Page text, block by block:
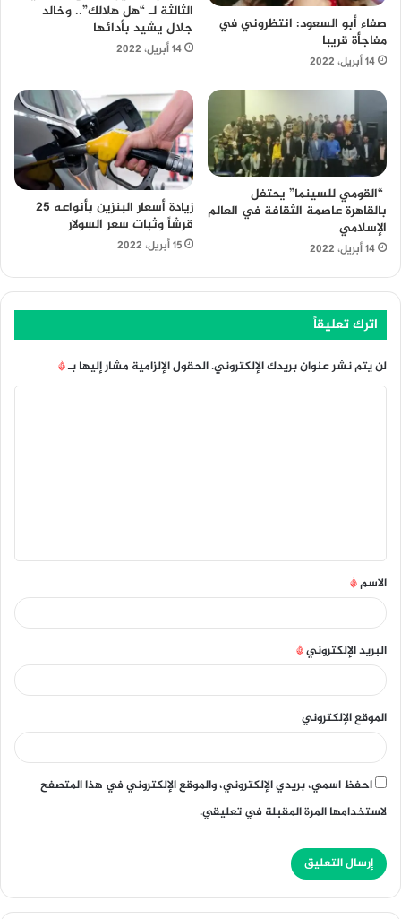
صفاء أبو السعود: انتظروني في
مفاجأة قريبا
14 أبريل، 2022
الثالثة لـ “هل هلالك”.. وخالد
جلال يشيد بأدائها
14 أبريل، 2022
“القومي للسينما” يحتفل
بالقاهرة عاصمة الثقافة في العالم
الإسلامي
14 أبريل، 2022
زيادة أسعار البنزين بأنواعه 25
قرشاً وثبات سعر السولار
15 أبريل، 2022
اترك تعليقاً
لن يتم نشر عنوان بريدك الإلكتروني.الحقول الإلزامية مشار إليها بـ*
ق
*
الاسم*
البريد الإلكتروني*
الموقع الإلكتروني
احفظ اسمي، بريدي الإلكتروني، والموقع الإلكتروني في هذا المتصفح
لاستخدامها المرة المقبلة في تعليقي.